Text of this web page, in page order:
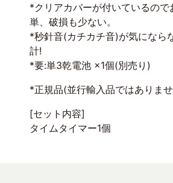
*クリアカバーが付いているので
単、破損も少ない。
*秒針音(カチカチ音)が気になら
計!
*要:単3乾電池 ×1個(別売り)
*正規品(並行輸入品ではありま
[セット内容]
タイムタイマー1個